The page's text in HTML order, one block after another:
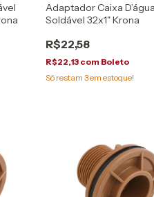
Adaptador Caixa D’água
Soldável 32x1" Krona
R$22,58
R$22,13 com Boleto
Só restam 3em estoque!